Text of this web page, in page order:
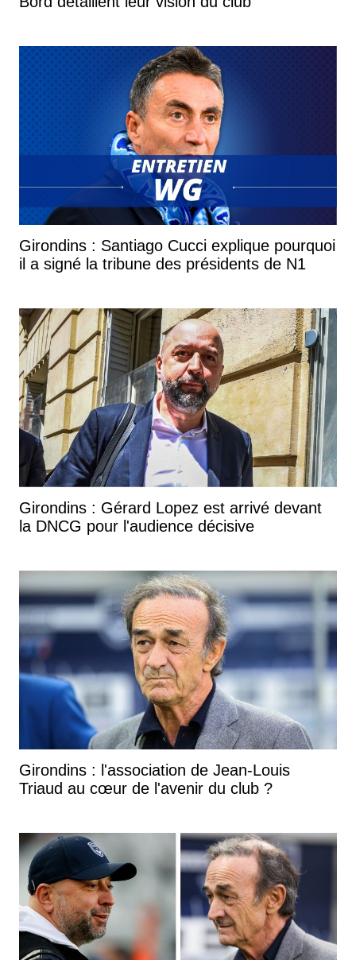
Girondins : Santiago Cucci explique pourquoi
il a signé la tribune des présidents de N1
Girondins : Gérard Lopez est arrivé devant
la DNCG pour l'audience décisive
Girondins : l'association de Jean-Louis
Triaud au cœur de l'avenir du club ?